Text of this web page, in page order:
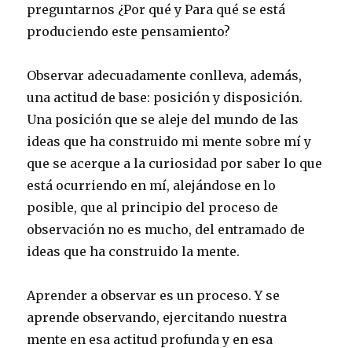
preguntarnos ¿Por qué y Para qué se está
produciendo este pensamiento?
Observar adecuadamente conlleva, además,
una actitud de base: posición y disposición.
Una posición que se aleje del mundo de las
ideas que ha construido mi mente sobre mí y
que se acerque a la curiosidad por saber lo que
está ocurriendo en mí, alejándose en lo
posible, que al principio del proceso de
observación no es mucho, del entramado de
ideas que ha construido la mente.
Aprender a observar es un proceso. Y se
aprende observando, ejercitando nuestra
mente en esa actitud profunda y en esa